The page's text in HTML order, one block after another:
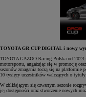
TOYOTA GR CUP DIGITAL i nowy
TOYOTA GAZOO Racing Polska od 2023
motorsportu, angażując się w promocję
sezonów zmagania toczą się na platformie
10 tysięcy uczestników walczących o
W zbliżającym się czwartym sezonie
jej dostępności oraz stworzenie nowych